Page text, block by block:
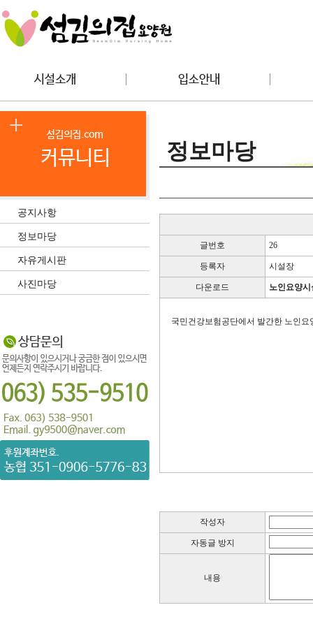
공지사항
정보마당
자유게시판
사진마당
정보마당
글번호 26
등록자 시설장
다운로드 노인요양
국민건강보험공단에서 발간한 노인
작성자
자동글 방지
내용